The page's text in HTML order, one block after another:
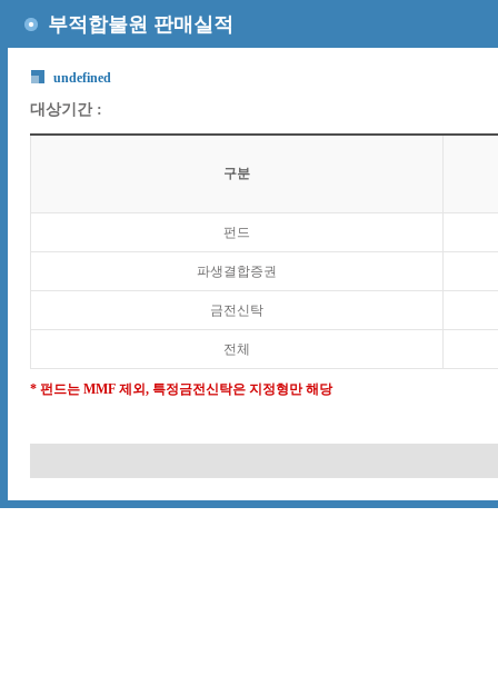
부적합불원 판매실적
undefined
대상기간 :
구분
펀드
파생결합증권
금전신탁
전체
* 펀드는 MMF 제외, 특정금전신탁은 지정형만 해당